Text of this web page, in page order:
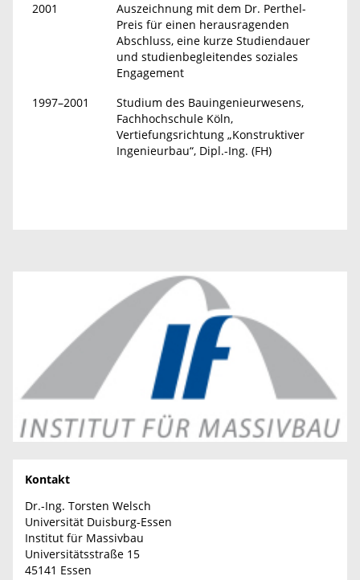
2001
Auszeichnung mit dem Dr. Perthel-
Preis für einen herausragenden
Abschluss, eine kurze Studiendauer
und studienbegleitendes soziales
Engagement
1997–2001
Studium des Bauingenieurwesens,
Fachhochschule Köln,
Vertiefungsrichtung „Konstruktiver
Ingenieurbau“, Dipl.-Ing. (FH)
Kontakt
Dr.-Ing. Torsten Welsch
Universität Duisburg-Essen
Institut für Massivbau
Universitätsstraße 15
45141 Essen